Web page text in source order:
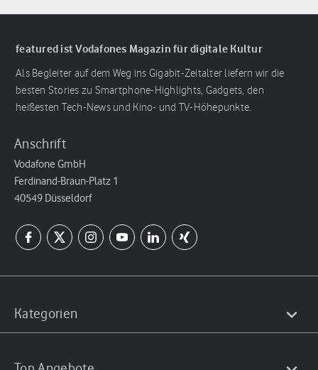
featured ist Vodafones Magazin für digitale Kultur
Als Begleiter auf dem Weg ins Gigabit-Zeitalter liefern wir die
besten Stories zu Smartphone-Highlights, Gadgets, den
heißesten Tech-News und Kino- und TV-Höhepunkte.
Anschrift
Vodafone GmbH
Ferdinand-Braun-Platz 1
40549 Düsseldorf
Kategorien